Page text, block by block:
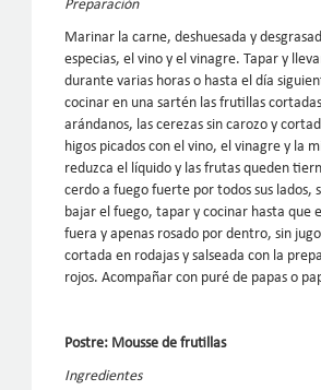
Preparación
Marinar la carne, deshuesada y
especias, el vino y el vinagre. Tapar y
durante varias horas o hasta el día
cocinar en una sartén las frutillas
arándanos, las cerezas sin carozo y
higos picados con el vino, el vinagre y la
reduzca el líquido y las frutas queden
cerdo a fuego fuerte por todos sus lados,
bajar el fuego, tapar y cocinar hasta que
fuera y apenas rosado por dentro, sin
cortada en rodajas y salseada con la
rojos. Acompañar con puré de papas o
Postre: Mousse de frutillas
Ingredientes